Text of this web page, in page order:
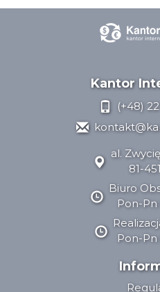
Kantor
(+48)
al.
81-
Biuro
Pon-Pn
Pon-Pn